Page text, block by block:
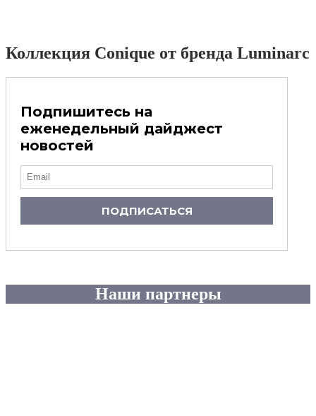
Коллекция Conique от бренда Luminarc
Подпишитесь на
еженедельный дайджест
новостей
ПОДПИСАТЬСЯ
Наши партнеры